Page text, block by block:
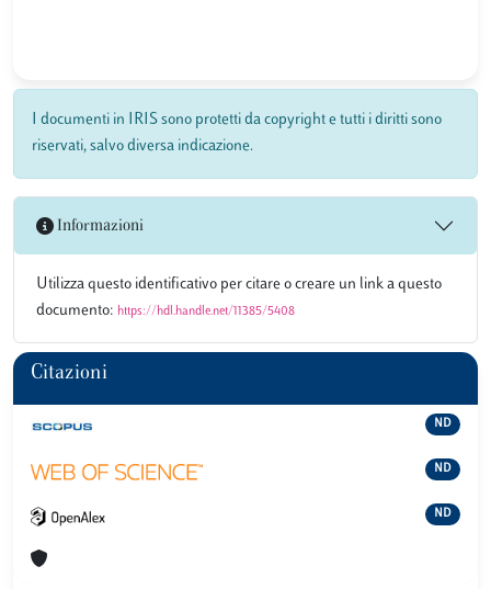
I documenti in IRIS sono protetti da copyright e tutti i diritti sono
riservati, salvo diversa indicazione.
Informazioni
Utilizza questo identificativo per citare o creare un link a questo
documento: https://hdl.handle.net/11385/5408
Citazioni
ND
ND
ND